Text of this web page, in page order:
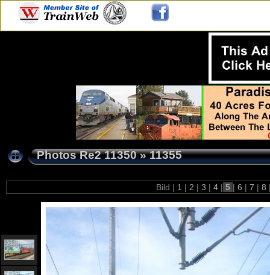
Photos Re2 11350»11355
Bild | 1 | 2 | 3 | 4 | 5 | 6 | 7 | 8